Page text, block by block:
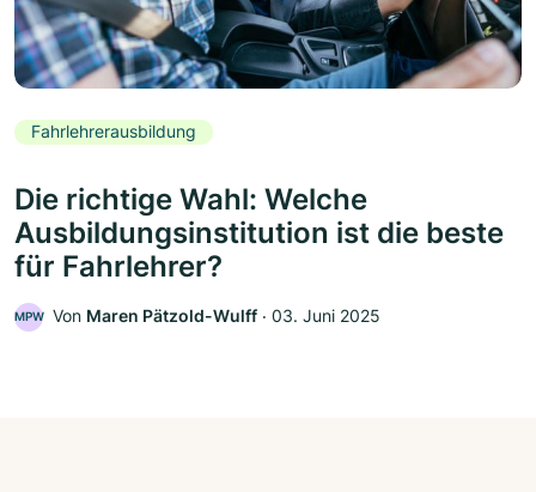
Fahrlehrerausbildung
Die richtige Wahl: Welche
Ausbildungsinstitution ist die beste
für Fahrlehrer?
MPW Von Maren Pätzold-Wulff ‧ 03. Juni 2025